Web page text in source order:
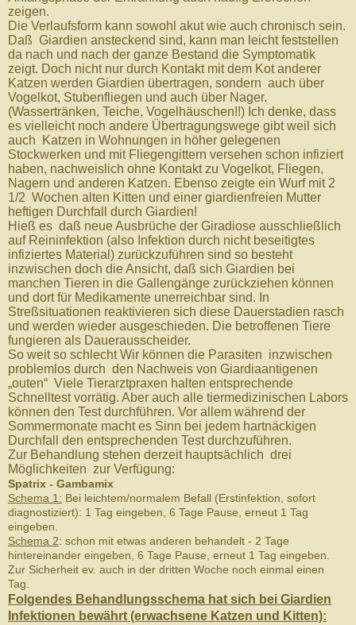
zeigen.
Die Verlaufsform kann sowohl akut wie auch chronisch sein.
Daß Giardien ansteckend sind, kann man leicht feststellen
da nach und nach der ganze Bestand die Symptomatik
zeigt. Doch nicht nur durch Kontakt mit dem Kot anderer
Katzen werden Giardien übertragen, sondern auch über
Vogelkot, Stubenfliegen und auch über Nager.
(Wassertränken, Teiche, Vogelhäuschen!!) Ich denke, dass
es vielleicht noch andere Übertragungswege gibt weil sich
auch Katzen in Wohnungen in höher gelegenen
Stockwerken und mit Fliegengittern versehen schon infiziert
haben, nachweislich ohne Kontakt zu Vogelkot, Fliegen,
Nagern und anderen Katzen. Ebenso zeigte ein Wurf mit 2
1/2 Wochen alten Kitten und einer giardienfreien Mutter
heftigen Durchfall durch Giardien!
Hieß es daß neue Ausbrüche der Giradiose ausschließlich
auf Reininfektion (also Infektion durch nicht beseitigtes
infiziertes Material) zurückzuführen sind so besteht
inzwischen doch die Ansicht, daß sich Giardien bei
manchen Tieren in die Gallengänge zurückziehen können
und dort für Medikamente unerreichbar sind. In
Streßsituationen reaktivieren sich diese Dauerstadien rasch
und werden wieder ausgeschieden. Die betroffenen Tiere
fungieren als Dauerausscheider.
So weit so schlecht Wir können die Parasiten inzwischen
problemlos durch den Nachweis von Giardiaantigenen
„outen“ Viele Tierarztpraxen halten entsprechende
Schnelltest vorrätig. Aber auch alle tiermedizinischen Labors
können den Test durchführen. Vor allem während der
Sommermonate macht es Sinn bei jedem hartnäckigen
Durchfall den entsprechenden Test durchzuführen.
Zur Behandlung stehen derzeit hauptsächlich drei
Möglichkeiten zur Verfügung:
Spatrix - Gambamix
Schema 1: Bei leichtem/normalem Befall (Erstinfektion, sofort
diagnostiziert): 1 Tag eingeben, 6 Tage Pause, erneut 1 Tag
eingeben.
Schema 2: schon mit etwas anderen behandelt - 2 Tage
hintereinander eingeben, 6 Tage Pause, erneut 1 Tag eingeben.
Zur Sicherheit ev. auch in der dritten Woche noch einmal einen
Tag.
Folgendes Behandlungsschema hat sich bei Giardien
Infektionen bewährt (erwachsene Katzen und Kitten):